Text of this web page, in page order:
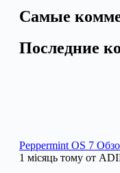
Самые
Последние
Peppermint OS 7
1 місяць тому от